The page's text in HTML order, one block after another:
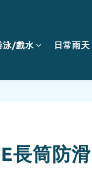
泳/戲水 日常雨天
長筒防滑